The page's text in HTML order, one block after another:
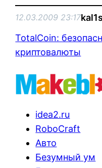
12.03.2009 23:17
TotalCoin:
криптовалюты
idea2.ru
RoboCraft
Авто
Безумный ум